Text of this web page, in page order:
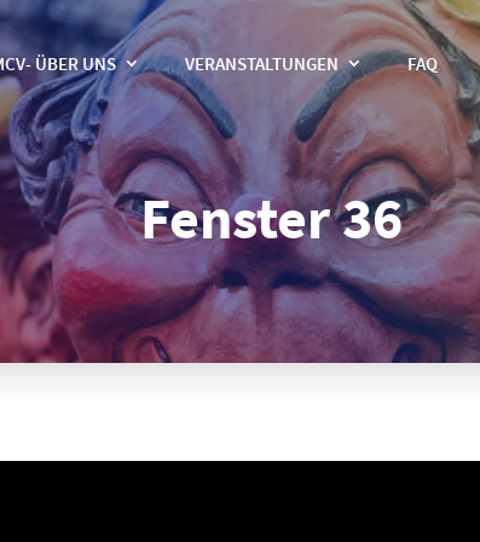
ÜBER UNS VERANSTALTUNGEN FAQ
Fenster 36